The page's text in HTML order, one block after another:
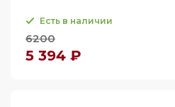
Есть в наличии
6200
5 394 ₽